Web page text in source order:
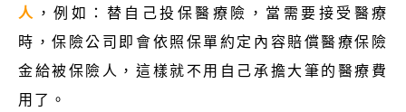
人
，例如：替自己投保醫療險，當需要接受醫療
時，保險公司即會依照保單約定內容賠償醫療保險
金給被保險人，這樣就不用自己承擔大筆的醫療費
用了。